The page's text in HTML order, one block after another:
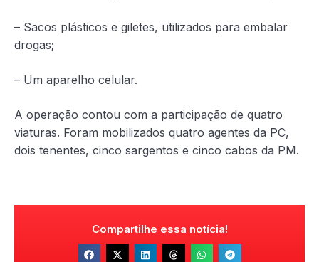
– Sacos plásticos e giletes, utilizados para embalar
drogas;
– Um aparelho celular.
A operação contou com a participação de quatro
viaturas. Foram mobilizados quatro agentes da PC,
dois tenentes, cinco sargentos e cinco cabos da PM.
Compartilhe essa notícia!